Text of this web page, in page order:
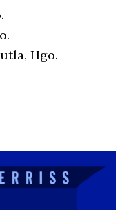
Hgo.